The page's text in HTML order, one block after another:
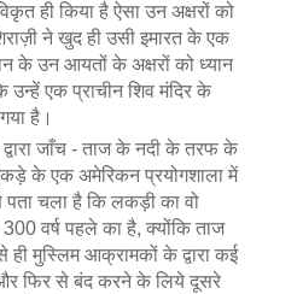
ही किया है ऐसा उन अक्षरों को
ने खुद ही उसी इमारत के एक
के उन आयतों के अक्षरों को ध्यान
एक प्राचीन शिव मंदिर के
है।
द्वारा जाँच - ताज के नदी के तरफ के
के एक अमेरिकन प्रयोगशाला में
चला है कि लकड़ी का वो
वर्ष पहले का है, क्योंकि ताज
ही मुस्लिम आक्रामकों के द्वारा कई
फिर से बंद करने के लिये दूसरे